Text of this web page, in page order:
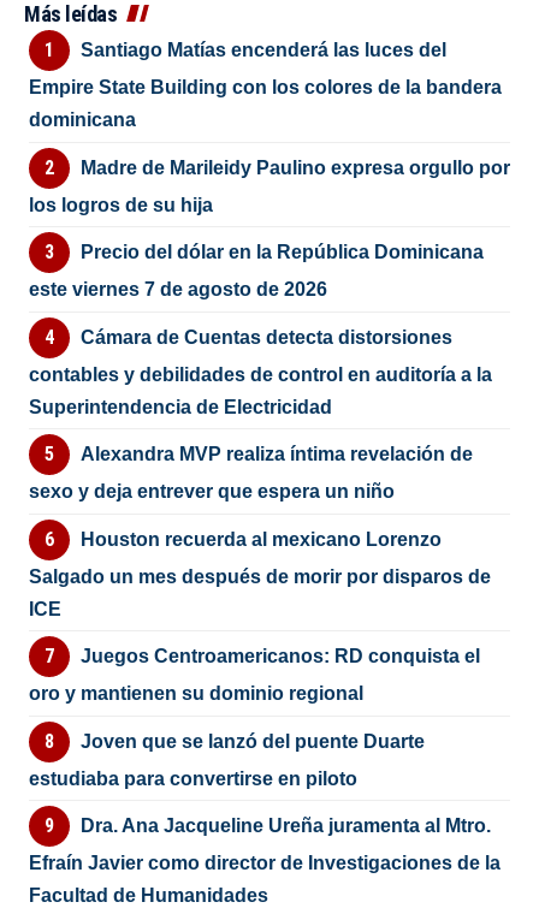
Más leídas
Santiago Matías encenderá las luces del
Empire State Building con los colores de la bandera
dominicana
Madre de Marileidy Paulino expresa orgullo por
los logros de su hija
Precio del dólar en la República Dominicana
este viernes 7 de agosto de 2026
Cámara de Cuentas detecta distorsiones
contables y debilidades de control en auditoría a la
Superintendencia de Electricidad
Alexandra MVP realiza íntima revelación de
sexo y deja entrever que espera un niño
Houston recuerda al mexicano Lorenzo
Salgado un mes después de morir por disparos de
ICE
Juegos Centroamericanos: RD conquista el
oro y mantienen su dominio regional
Joven que se lanzó del puente Duarte
estudiaba para convertirse en piloto
Dra. Ana Jacqueline Ureña juramenta al Mtro.
Efraín Javier como director de Investigaciones de la
Facultad de Humanidades